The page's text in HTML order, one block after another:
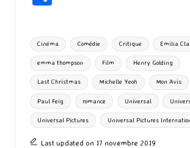
o
o
k
d
o
n
l
ky bl
r
ta
g
er
Tags:
Cinéma Comédie Critique Emilia
emma thompson Film Henry Golding
Last Christmas Michelle Yeoh Mon Avis
Paul Feig romance Universal
Universal Pictures Universal Pictures
Last updated on 17 novembre 2019